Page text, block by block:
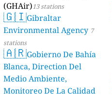
(GHAir)13 stations
🇬🇮Gibraltar
Environmental Agency 7
stations
🇦🇷Gobierno De Bahía
Blanca, Direction Del
Medio Ambiente,
Monitoreo De La Calidad